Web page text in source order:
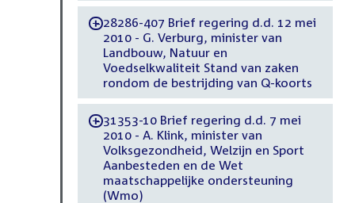
-28286-407 Brief regering d.d. 12 mei
2010 - G. Verburg, minister van
Landbouw, Natuur en
Voedselkwaliteit Stand van zaken
rondom de bestrijding van Q-koorts
-31353-10 Brief regering d.d. 7 mei
2010 - A. Klink, minister van
Volksgezondheid, Welzijn en Sport
Aanbesteden en de Wet
maatschappelijke ondersteuning
(Wmo)